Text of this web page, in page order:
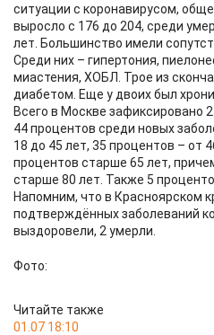
ситуации с коронавирусом,
выросло с 176 до 204, среди
лет. Большинство имели
Среди них – гипертония,
миастения, ХОБЛ. Трое из
диабетом. Еще у двоих был
Всего в Москве зафиксировано
44 процентов среди новых
18 до 45 лет, 35 процентов – от
процентов старше 65 лет,
старше 80 лет. Также 5
Напомним, что в Красноярском
подтверждённых заболеваний
выздоровели, 2 умерли.
Фото:
Читайте также
01.07 18:10